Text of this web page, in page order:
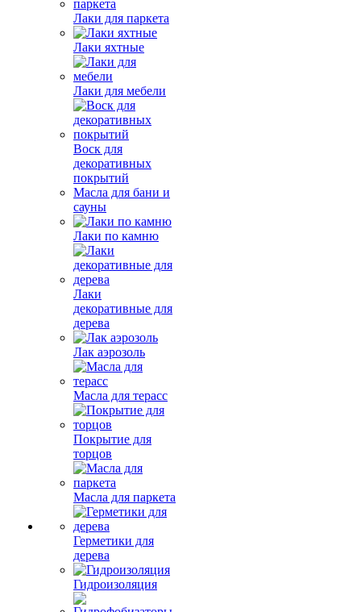
Лаки для паркета
Лаки яхтные
Лаки для мебели
Воск для
декоративных
покрытий
Масла для бани и
сауны
Лаки по камню
Лаки
декоративные для
дерева
Лак аэрозоль
Масла для терасс
Покрытие для
торцов
Масла для паркета
Герметики для
дерева
Гидроизоляция